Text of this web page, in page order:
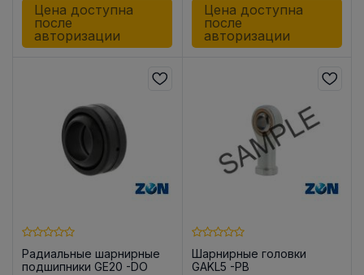
Цена доступна
после
авторизации
Цена доступна
после
авторизации
Радиальные шарнирные
подшипники GE20 -DO
Шарнирные головки
GAKL5 -PB